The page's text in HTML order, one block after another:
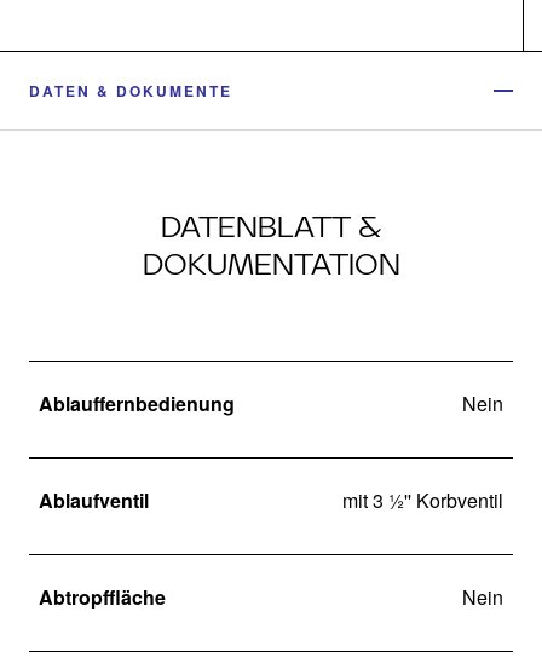
DATEN & DOKUMENTE
DATENBLATT &
DOKUMENTATION
Ablauffernbedienung Nein
Ablaufventil mit 3 ½'' Korbventil
Abtropffläche Nein